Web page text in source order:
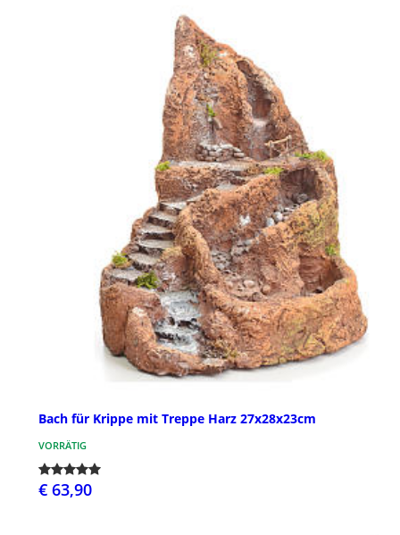
Bach für Krippe mit Treppe Harz 27x28x23cm
VORRÄTIG
€ 63,90